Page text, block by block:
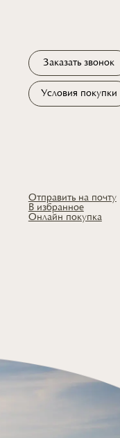
Заказать звонок
Условия покупки
Отправить на почту
В избранное
Онлайн покупка